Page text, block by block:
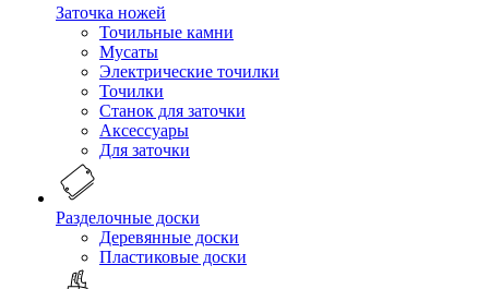
Заточка ножей
Точильные камни
Мусаты
Электрические точилки
Точилки
Станок для заточки
Аксессуары
Для заточки
Разделочные доски
Деревянные доски
Пластиковые доски